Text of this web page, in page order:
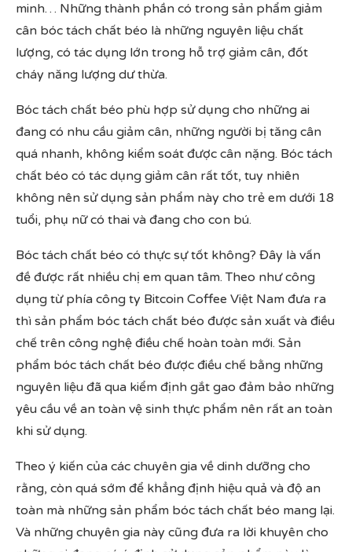
minh… Những thành phần có trong sản phẩm giảm
cân bóc tách chất béo là những nguyên liệu chất
lượng, có tác dụng lớn trong hỗ trợ giảm cân, đốt
cháy năng lượng dư thừa.
Bóc tách chất béo phù hợp sử dụng cho những ai
đang có nhu cầu giảm cân, những người bị tăng cân
quá nhanh, không kiểm soát được cân nặng. Bóc tách
chất béo có tác dụng giảm cân rất tốt, tuy nhiên
không nên sử dụng sản phẩm này cho trẻ em dưới 18
tuổi, phụ nữ có thai và đang cho con bú.
Bóc tách chất béo có thực sự tốt không? Đây là vấn
đề được rất nhiều chị em quan tâm. Theo như công
dụng từ phía công ty Bitcoin Coffee Việt Nam đưa ra
thì sản phẩm bóc tách chất béo được sản xuất và điều
chế trên công nghệ điều chế hoàn toàn mới. Sản
phẩm bóc tách chất béo được điều chế bằng những
nguyên liệu đã qua kiểm định gắt gao đảm bảo những
yêu cầu về an toàn vệ sinh thực phẩm nên rất an toàn
khi sử dụng.
Theo ý kiến của các chuyên gia về dinh dưỡng cho
rằng, còn quá sớm để khẳng định hiệu quả và độ an
toàn mà những sản phẩm bóc tách chất béo mang lại.
Và những chuyên gia này cũng đưa ra lời khuyên cho